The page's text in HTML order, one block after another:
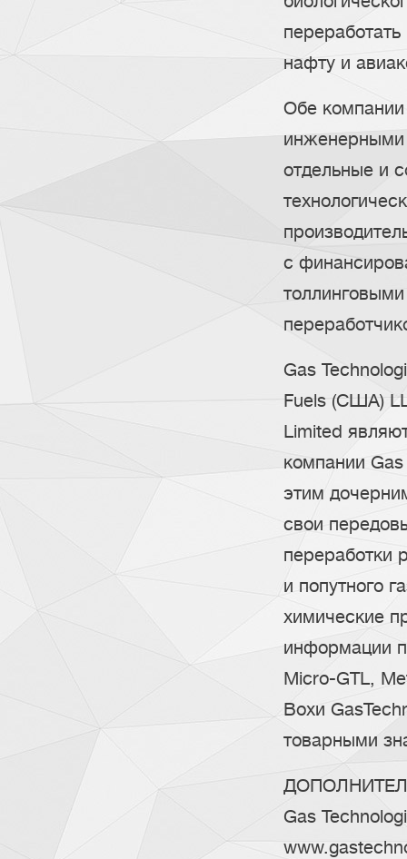
нафту и
Обе
инженерными
отдельные и
с
Gas
Fuels (США)
Limited
компании Gas
этим
свои
переработки
и попутного
химические
информации
Micro-GTL,
Boxи
товарными
Gas